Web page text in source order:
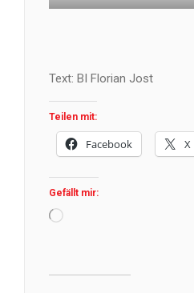
Text: BI Florian Jost
Teilen mit:
Facebook X
Gefällt mir:
Wird